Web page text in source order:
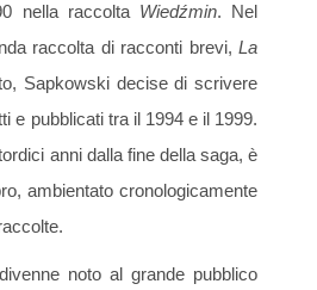
nella raccolta Wiedźmin. Nel
raccolta di racconti brevi, La
Sapkowski decise di scrivere
e pubblicati tra il 1994 e il 1999.
anni dalla fine della saga, è
ambientato cronologicamente
divenne noto al grande pubblico